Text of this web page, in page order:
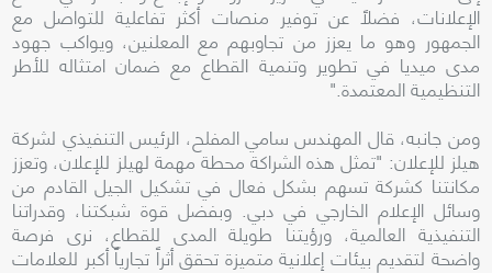
الإعلانات، فضلاً عن توفير منصات أكثر تفاعلية للتواصل مع
الجمهور وهو ما يعزز من تجاوبهم مع المعلنين، ويواكب جهود
مدى ميديا في تطوير وتنمية القطاع مع ضمان امتثاله للأطر
التنظيمية المعتمدة."
ومن جانبه، قال المهندس سامي المفلح، الرئيس التنفيذي لشركة
هيلز للإعلان: "تمثل هذه الشراكة محطة مهمة لهيلز للإعلان، وتعزز
مكانتنا كشركة تسهم بشكل فعال في تشكيل الجيل القادم من
وسائل الإعلام الخارجي في دبي. وبفضل قوة شبكتنا، وقدراتنا
التنفيذية العالمية، ورؤيتنا طويلة المدى للقطاع، نرى فرصة
واضحة لتقديم بيئات إعلانية متميزة تحقق أثراً تجارياً أكبر للعلامات